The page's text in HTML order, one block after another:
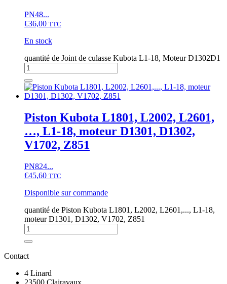
PN48...
€36,00 TTC
En stock
quantité de Joint de culasse Kubota L1-18, Moteur D1302D1
Piston Kubota L1801, L2002, L2601,
…, L1-18, moteur D1301, D1302,
V1702, Z851
PN824...
€45,60 TTC
Disponible sur commande
quantité de Piston Kubota L1801, L2002, L2601,..., L1-18,
moteur D1301, D1302, V1702, Z851
Contact
4 Linard
23500 Clairavaux